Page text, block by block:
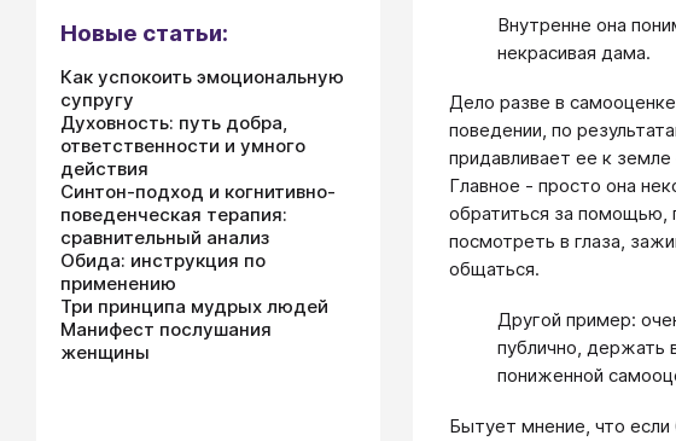
Внутренне она
некрасивая дама.
Дело разве в
поведении, по
придавливает ее к
Главное - просто она
обратиться за помощью,
посмотреть в глаза,
общаться. ⠀
Другой пример:
публично, держать
пониженной
Бытует мнение, что если
Новые статьи:
Как успокоить эмоциональную
супругу
Духовность: путь добра,
ответственности и умного
действия
Синтон-подход и когнитивно-
поведенческая терапия:
сравнительный анализ
Обида: инструкция по
применению
Три принципа мудрых людей
Манифест послушания
женщины